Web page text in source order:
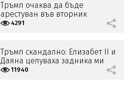
Тръмп очаква да бъде
арестуван във вторник
4291
Тръмп скандално: Елизабет II и
Даяна целуваха задника ми
11940